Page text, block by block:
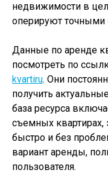
недвижимости в
оперируют
Данные по аренде
посмотреть по
kvartiru. Они
получить
база ресурса
съемных квартирах,
быстро и без
вариант аренды,
пользователя.